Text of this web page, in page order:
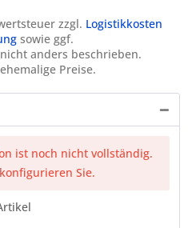
zzgl. Logistikkosten
sowie ggf.
anders beschrieben.
Preise.
ist noch nicht vollständig.
Sie.